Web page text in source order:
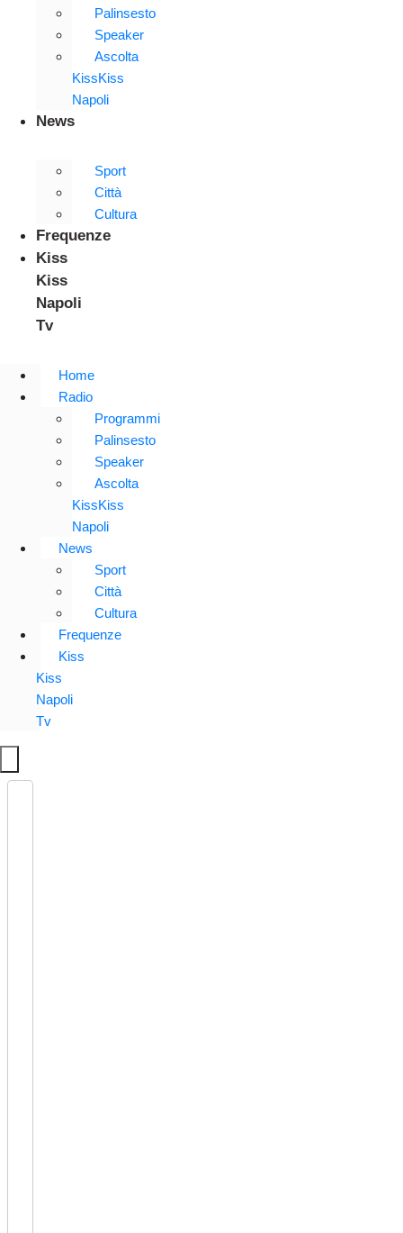
Palinsesto
Speaker
Ascolta
KissKiss
Napoli
News
Sport
Città
Cultura
Frequenze
Kiss
Kiss
Napoli
Tv
Home
Radio
Programmi
Palinsesto
Speaker
Ascolta
KissKiss
Napoli
News
Sport
Città
Cultura
Frequenze
Kiss
Kiss
Napoli
Tv